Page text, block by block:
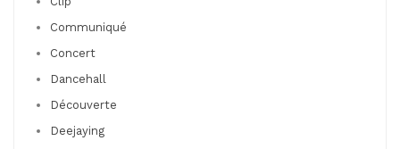
Communiqué
Concert
Dancehall
Découverte
Deejaying